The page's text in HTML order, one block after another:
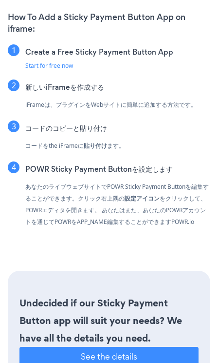
How To Add a Sticky Payment Button App on
iframe:
Create a Free Sticky Payment Button App
Start for free now
新しいiFrameを作成する
iFrameは、プラグインをWebサイトに簡単に追加する方法です。
コードのコピーと貼り付け
コードをthe iFrameに貼り付けます。
POWR Sticky Payment Buttonを設定します
あなたのライブウェブサイトでPOWR Sticky Payment Buttonを編集す
ることができます。クリック右上隅の設定アイコンをクリックして、
POWRエディタを開きます。 あなたはまた、あなたのPOWRアカウン
トを通じてPOWRをAPP_NAME編集することができますPOWR.io
Undecided if our Sticky Payment
Button app will suit your needs? We
have all the details you need.
See the details